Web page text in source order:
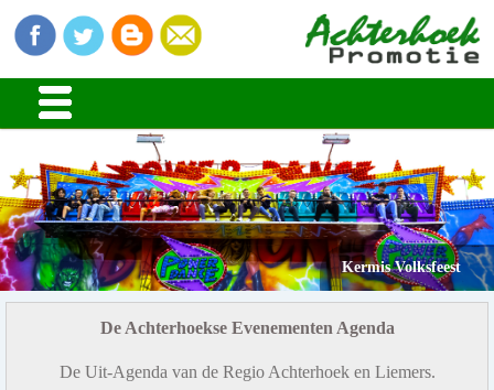
Kermis Volksfeest
De Achterhoekse Evenementen Agenda
De Uit-Agenda van de Regio Achterhoek en Liemers.